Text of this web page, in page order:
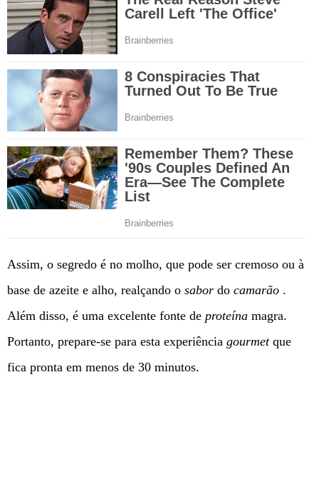
Assim, o segredo é no molho, que pode ser cremoso ou à
base de azeite e alho, realçando o sabor do camarão .
Além disso, é uma excelente fonte de proteína magra.
Portanto, prepare-se para esta experiência gourmetque
fica pronta em menos de 30 minutos.